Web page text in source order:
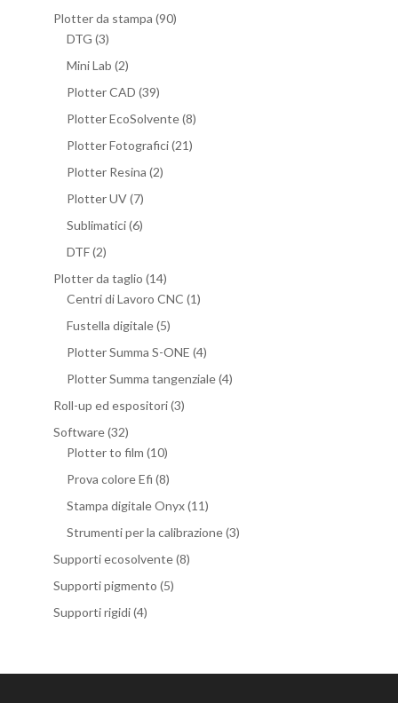
Plotter da stampa (90)
DTG (3)
Mini Lab (2)
Plotter CAD (39)
Plotter EcoSolvente(8)
Plotter Fotografici(21)
Plotter Resina (2)
Plotter UV(7)
Sublimatici(6)
DTF(2)
Plotter da taglio (14)
Centri di Lavoro CNC (1)
Fustella digitale(5)
Plotter Summa S-ONE (4)
Plotter Summa tangenziale(4)
Roll-up ed espositori(3)
Software(32)
Plotter to film (10)
Prova colore Efi (8)
Stampa digitale Onyx(11)
Strumenti per la calibrazione(3)
Supporti ecosolvente(8)
Supporti pigmento (5)
Supporti rigidi(4)